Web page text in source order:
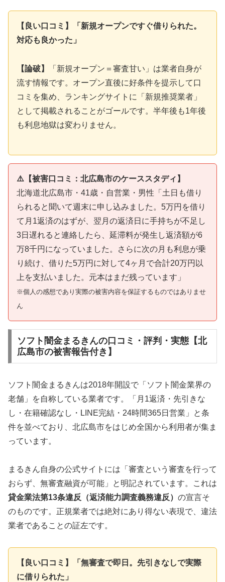
【良い口コミ】「新規オープンですぐ借りられた。
対応も良かった」
【論破】
「新規オープン＝審査甘い」は業者自身が
流す情報です。オープン直後に好条件を提示して口
コミを集め、ランキングサイトに「新規推奨業者」
として掲載されることがゴールです。半年後も1年後
も利息地獄は変わりません。
⚠️【被害口コミ：北広島市のケーススタディ】
北海道北広島市・41歳・自営業・男性「土日も借り
られると聞いて週末に申し込みました。5万円を借り
て月1返済のはずが、翌月の返済日に手持ちが不足し
3日遅れると連絡したら、延滞料が発生し返済額が6
万8千円になっていました。さらに次の月も利息が乗
り続け、借りた5万円に対して4ヶ月で合計20万円以
上を支払いました。元本はまだ残っています」
※個人の感想であり実際の被害内容を保証するものではありませ
ん
ソフト闇金まるきんの口コミ・評判・実態【北
広島市の被害報告付き】
ソフト闇金まるきんは2018年開設で「ソフト闇金業界の
老舗」を自称している業者です。「月1返済・先引きな
し・在籍確認なし・LINE完結・24時間365日営業」と条
件を並べており、北広島市をはじめ全国から利用者が集ま
っています。
まるきん自身の公式サイトには「審査という審査を行って
おらず、無審査融資が可能」と明記されています。これは
貸金業法第13条違反（返済能力調査義務違反） の宣言そ
のものです。正規業者では絶対にあり得ない表現で、違法
業者であることの証左です。
【良い口コミ】「無審査で即日。先引きなしで実際
に借りられた」